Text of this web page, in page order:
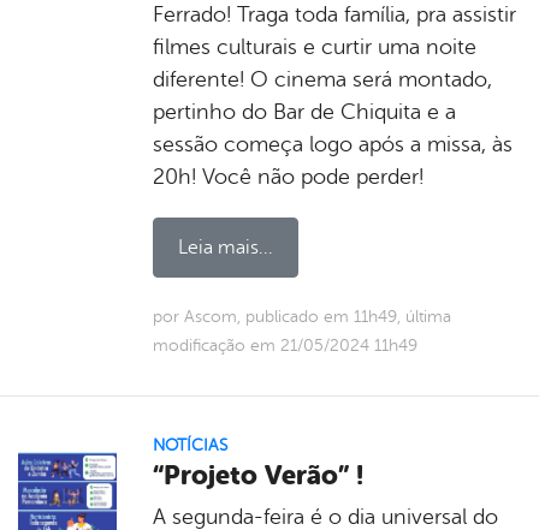
Ferrado! Traga toda família, pra assistir
filmes culturais e curtir uma noite
diferente! O cinema será montado,
pertinho do Bar de Chiquita e a
sessão começa logo após a missa, às
20h! Você não pode perder!
Leia mais...
por Ascom, publicado em 11h49, última
modificação em 21/05/2024 11h49
NOTÍCIAS
“Projeto Verão” !
A segunda-feira é o dia universal do